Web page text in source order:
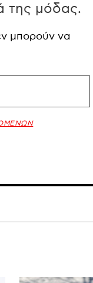
της μόδας.
μπορούν να